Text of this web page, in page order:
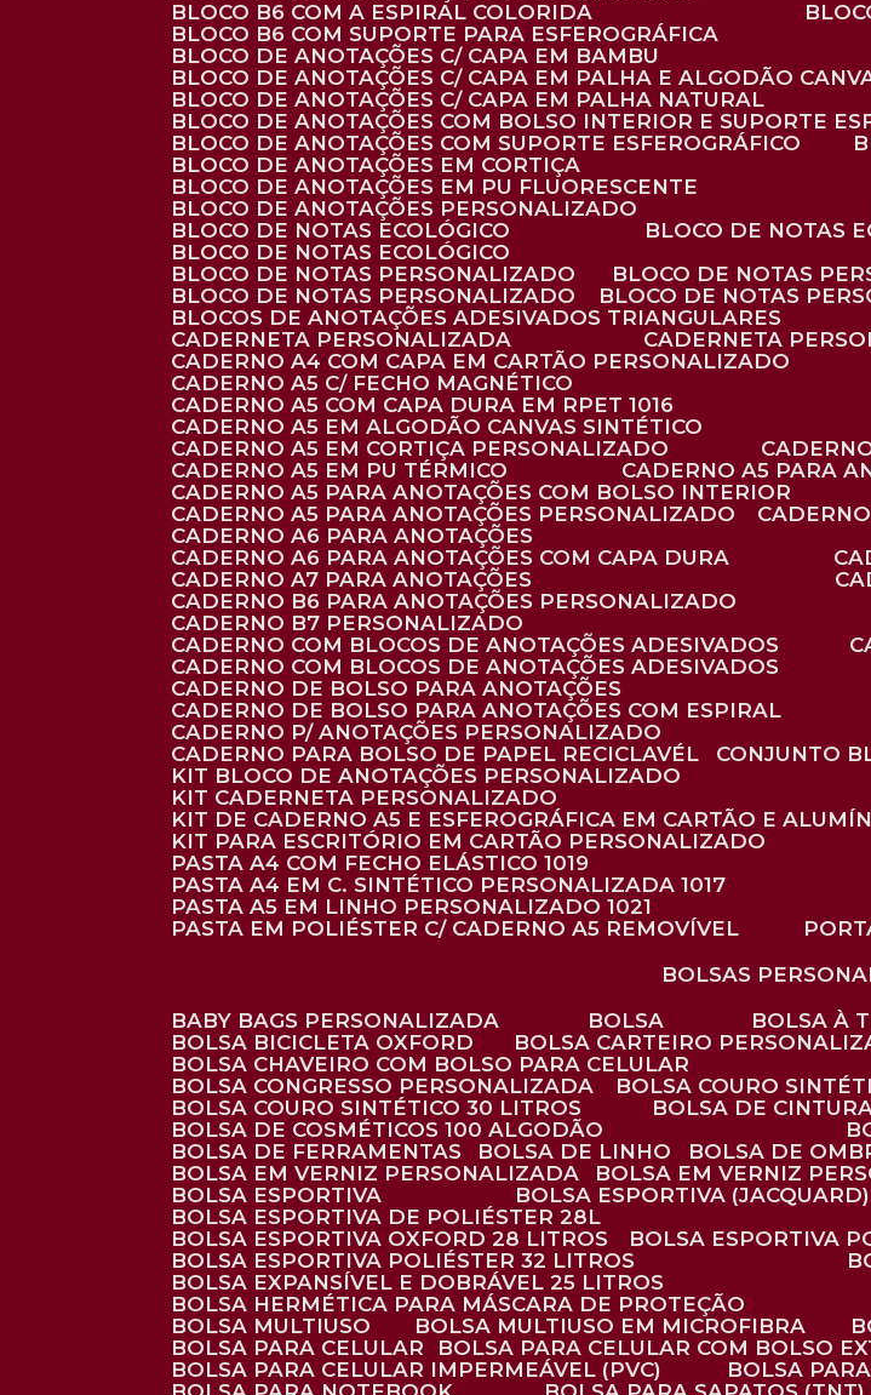
BLOCO B6 COM A ESPIRAL COLORIDA
BLOCO B6 COM SUPORTE PARA ESFEROGRÁFICA
BLOCO DE ANOTAÇÕES C/ CAPA EM BAMBU
BLOCO DE ANOTAÇÕES C/ CAPA EM PALHA E ALGODÃO
BLOCO DE ANOTAÇÕES C/ CAPA EM PALHA NATURAL
BLOCO DE ANOTAÇÕES COM BOLSO INTERIOR E SUPORTE
BLOCO DE ANOTAÇÕES COM SUPORTE ESFEROGRÁFICO
BLOCO DE ANOTAÇÕES EM CORTIÇA
BLOCO DE ANOTAÇÕES EM PU FLUORESCENTE
BLOCO DE ANOTAÇÕES PERSONALIZADO
BLOCO DE NOTAS ECOLÓGICO
BLOCO DE NOTAS
BLOCO DE NOTAS ECOLÓGICO
BLOCO DE NOTAS PERSONALIZADO
BLOCO DE NOTAS
BLOCO DE NOTAS PERSONALIZADO
BLOCO DE NOTAS
BLOCOS DE ANOTAÇÕES ADESIVADOS TRIANGULARES
CADERNETA PERSONALIZADA
CADERNETA
CADERNO A4 COM CAPA EM CARTÃO PERSONALIZADO
CADERNO A5 C/ FECHO MAGNÉTICO
CADERNO A5 COM CAPA DURA EM RPET 1016
CADERNO A5 EM ALGODÃO CANVAS SINTÉTICO
CADERNO A5 EM CORTIÇA PERSONALIZADO
CADERNO A5 EM PU TÉRMICO
CADERNO A5 PARA
CADERNO A5 PARA ANOTAÇÕES COM BOLSO INTERIOR
CADERNO A5 PARA ANOTAÇÕES PERSONALIZADO
CADERNO A6 PARA ANOTAÇÕES
CADERNO A6 PARA ANOTAÇÕES COM CAPA DURA
CADERNO A7 PARA ANOTAÇÕES
CADERNO B6 PARA ANOTAÇÕES PERSONALIZADO
CADERNO B7 PERSONALIZADO
CADERNO COM BLOCOS DE ANOTAÇÕES ADESIVADOS
CADERNO COM BLOCOS DE ANOTAÇÕES ADESIVADOS
CADERNO DE BOLSO PARA ANOTAÇÕES
CADERNO DE BOLSO PARA ANOTAÇÕES COM ESPIRAL
CADERNO P/ ANOTAÇÕES PERSONALIZADO
CADERNO PARA BOLSO DE PAPEL RECICLAVÉL
CONJUNTO
KIT BLOCO DE ANOTAÇÕES PERSONALIZADO
KIT CADERNETA PERSONALIZADO
KIT DE CADERNO A5 E ESFEROGRÁFICA EM CARTÃO E
KIT PARA ESCRITÓRIO EM CARTÃO PERSONALIZADO
PASTA A4 COM FECHO ELÁSTICO 1019
PASTA A4 EM C. SINTÉTICO PERSONALIZADA 1017
PASTA A5 EM LINHO PERSONALIZADO 1021
PASTA EM POLIÉSTER C/ CADERNO A5 REMOVÍVEL
BOLSAS
BABY BAGS PERSONALIZADA
BOLSA BOLSA À
BOLSA BICICLETA OXFORD
BOLSA CARTEIRO
BOLSA CHAVEIRO COM BOLSO PARA CELULAR
BOLSA CONGRESSO PERSONALIZADA
BOLSA COURO
BOLSA COURO SINTÉTICO 30 LITROS
BOLSA DE
BOLSA DE COSMÉTICOS 100 ALGODÃO
BOLSA DE FERRAMENTAS
BOLSA DE LINHO BOLSA DE
BOLSA EM VERNIZ PERSONALIZADA
BOLSA EM VERNIZ
BOLSA ESPORTIVA
BOLSA ESPORTIVA (JACQUARD)
BOLSA ESPORTIVA DE POLIÉSTER 28L
BOLSA ESPORTIVA OXFORD 28 LITROS
BOLSA ESPORTIVA
BOLSA ESPORTIVA POLIÉSTER 32 LITROS
BOLSA EXPANSÍVEL E DOBRÁVEL 25 LITROS
BOLSA HERMÉTICA PARA MÁSCARA DE PROTEÇÃO
BOLSA MULTIUSO
BOLSA MULTIUSO EM MICROFIBRA
BOLSA PARA CELULAR
BOLSA PARA CELULAR COM BOLSO
BOLSA PARA CELULAR IMPERMEÁVEL (PVC)
BOLSA